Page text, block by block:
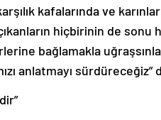
kafalarında ve
hiçbirinin de sonu
bağlamakla
anlatmayı